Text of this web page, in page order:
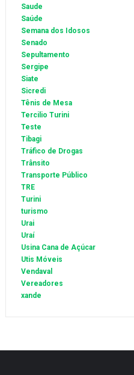
Saude
Saúde
Semana dos Idosos
Senado
Sepultamento
Sergipe
Siate
Sicredi
Tênis de Mesa
Tercilio Turini
Teste
Tibagi
Tráfico de Drogas
Trânsito
Transporte Público
TRE
Turini
turismo
Urai
Uraí
Usina Cana de Açúcar
Utis Móveis
Vendaval
Vereadores
xande